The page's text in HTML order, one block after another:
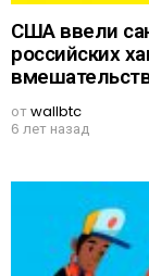
США ввели
российских
отwallbtc
6 лет назад